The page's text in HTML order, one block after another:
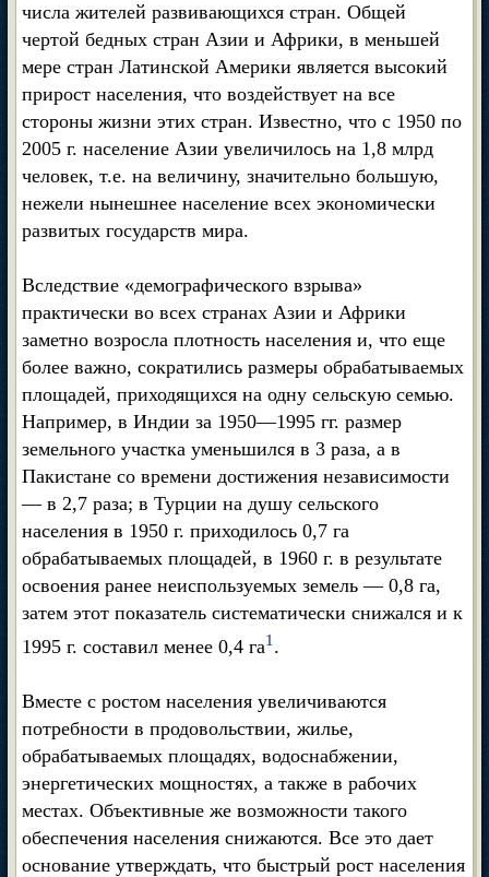
числа жителей развивающихся стран. Общей
чертой бедных стран Азии и Африки, в меньшей
мере стран Латинской Америки является высокий
прирост населения, что воздействует на все
стороны жизни этих стран. Известно, что с 1950 по
2005 г. население Азии увеличилось на 1,8 млрд
человек, т.е. на величину, значительно большую,
нежели нынешнее население всех экономически
развитых государств мира.
Вследствие «демографического взрыва»
практически во всех странах Азии и Африки
заметно возросла плотность населения и, что еще
более важно, сократились размеры обрабатываемых
площадей, приходящихся на одну сельскую семью.
Например, в Индии за 1950—1995 гг. размер
земельного участка уменьшился в 3 раза, а в
Пакистане со времени достижения независимости
— в 2,7 раза; в Турции на душу сельского
населения в 1950 г. приходилось 0,7 га
обрабатываемых площадей, в 1960 г. в результате
освоения ранее неиспользуемых земель — 0,8 га,
затем этот показатель систематически снижался и к
1995 г. составил менее 0,4 га1 .
Вместе с ростом населения увеличиваются
потребности в продовольствии, жилье,
обрабатываемых площадях, водоснабжении,
энергетических мощностях, а также в рабочих
местах. Объективные же возможности такого
обеспечения населения снижаются. Все это дает
основание утверждать, что быстрый рост населения